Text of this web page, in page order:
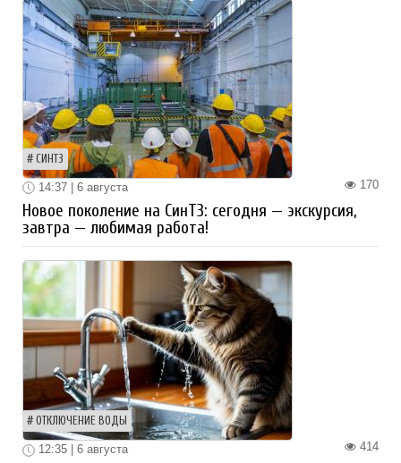
СИНТЗ
170
14:37 | 6 августа
Новое поколение на СинТЗ: сегодня — экскурсия,
завтра — любимая работа!
ОТКЛЮЧЕНИЕ ВОДЫ
414
12:35 | 6 августа